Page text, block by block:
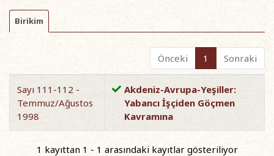
Birikim
Önceki 1 Sonraki
Sayı 111-112 -
Temmuz/Ağustos
1998
Akdeniz-Avrupa-Yeşiller:
Yabancı İşçiden Göçmen
Kavramına
1 kayıttan 1 - 1 arasındaki kayıtlar gösteriliyor